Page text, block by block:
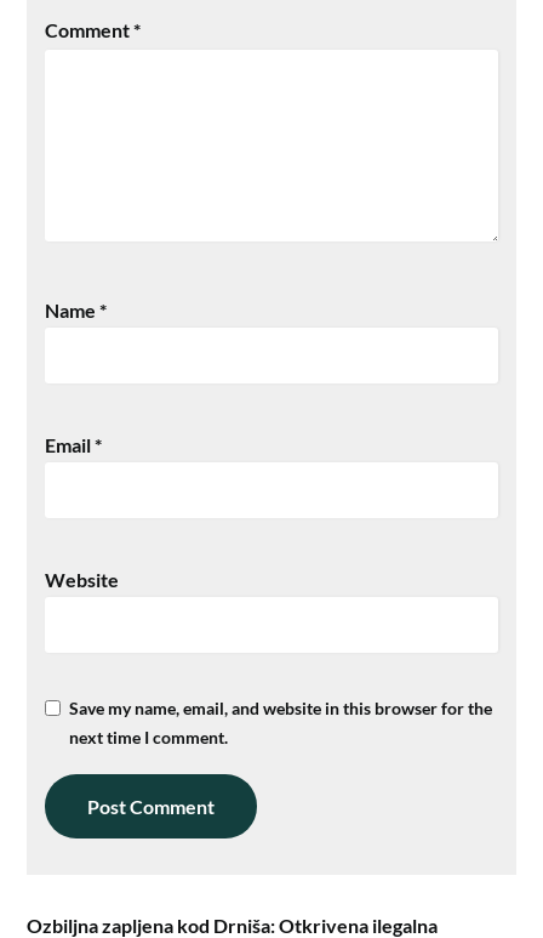
Comment*
Name*
Email*
Website
Save my name, email, and website in this browser for the
next time I comment.
Ozbiljna zapljena kod Drniša: Otkrivena ilegalna